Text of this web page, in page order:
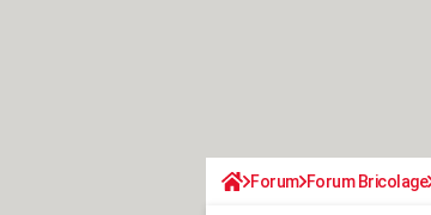
Forum Forum Bricolage